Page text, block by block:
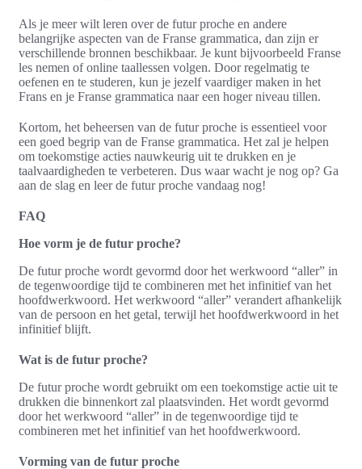
Als je meer wilt leren over de futur proche en andere
belangrijke aspecten van de Franse grammatica, dan zijn er
verschillende bronnen beschikbaar. Je kunt bijvoorbeeld Franse
les nemen of online taallessen volgen. Door regelmatig te
oefenen en te studeren, kun je jezelf vaardiger maken in het
Frans en je Franse grammatica naar een hoger niveau tillen.
Kortom, het beheersen van de futur proche is essentieel voor
een goed begrip van de Franse grammatica. Het zal je helpen
om toekomstige acties nauwkeurig uit te drukken en je
taalvaardigheden te verbeteren. Dus waar wacht je nog op? Ga
aan de slag en leer de futur proche vandaag nog!
FAQ
Hoe vorm je de futur proche?
De futur proche wordt gevormd door het werkwoord “aller” in
de tegenwoordige tijd te combineren met het infinitief van het
hoofdwerkwoord. Het werkwoord “aller” verandert afhankelijk
van de persoon en het getal, terwijl het hoofdwerkwoord in het
infinitief blijft.
Wat is de futur proche?
De futur proche wordt gebruikt om een toekomstige actie uit te
drukken die binnenkort zal plaatsvinden. Het wordt gevormd
door het werkwoord “aller” in de tegenwoordige tijd te
combineren met het infinitief van het hoofdwerkwoord.
Vorming van de futur proche